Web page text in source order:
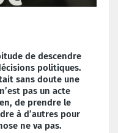
de descendre
politiques.
sans doute une
pas un acte
de prendre le
à d’autres pour
ne va pas.